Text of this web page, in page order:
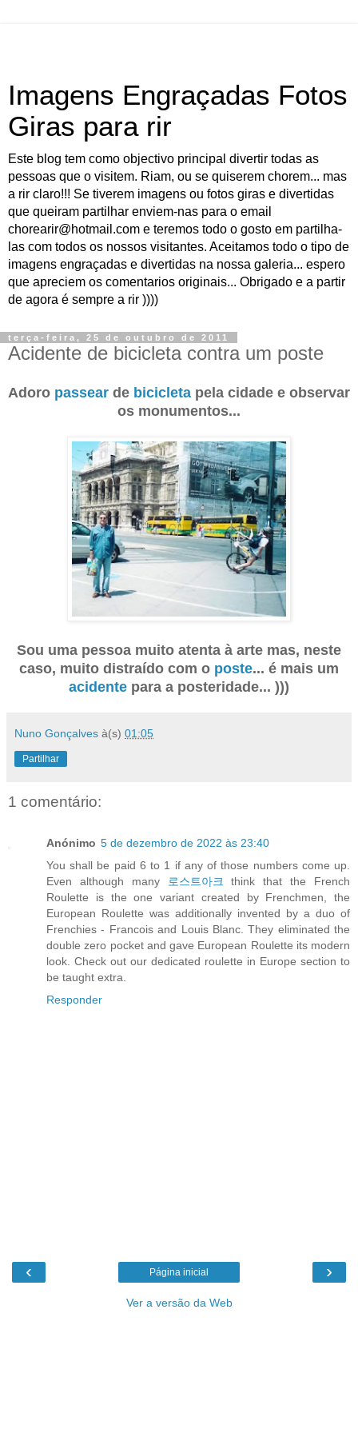
Imagens Engraçadas Fotos
Giras para rir
Este blog tem como objectivo principal divertir todas as
pessoas que o visitem. Riam, ou se quiserem chorem... mas
a rir claro!!! Se tiverem imagens ou fotos giras e divertidas
que queiram partilhar enviem-nas para o email
chorearir@hotmail.com e teremos todo o gosto em partilha-
las com todos os nossos visitantes. Aceitamos todo o tipo de
imagens engraçadas e divertidas na nossa galeria... espero
que apreciem os comentarios originais... Obrigado e a partir
de agora é sempre a rir ))))
terça-feira, 25 de outubro de 2011
Acidente de bicicleta contra um poste
Adoro passear de bicicleta pela cidade e observar
os monumentos...
Sou uma pessoa muito atenta à arte mas, neste
caso, muito distraído com o poste... é mais um
acidente para a posteridade... )))
Nuno Gonçalves à(s) 01:05
Partilhar
1 comentário:
Anónimo 5 de dezembro de 2022 às 23:40
You shall be paid 6 to 1 if any of those numbers come up.
Even although many
로스트아크 think that the French
Roulette is the one variant created by Frenchmen, the
European Roulette was additionally invented by a duo of
Frenchies - Francois and Louis Blanc. They eliminated the
double zero pocket and gave European Roulette its modern
look. Check out our dedicated roulette in Europe section to
be taught extra.
Responder
‹ ›
Página inicial
Ver a versão da Web